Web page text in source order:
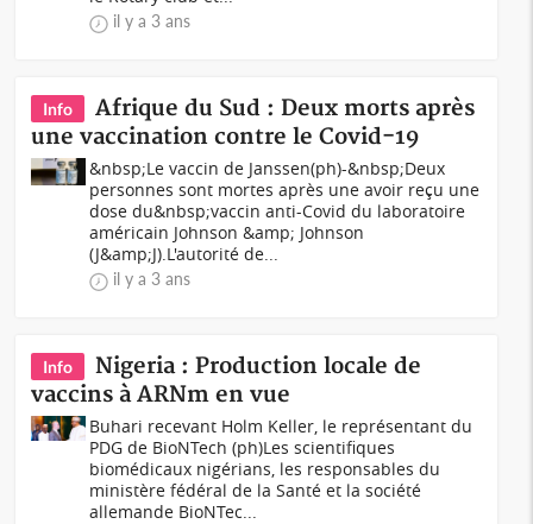
il y a 3 ans
Info
Afrique du Sud : Deux morts après
une vaccination contre le Covid-19
&nbsp;Le vaccin de Janssen(ph)-&nbsp;Deux
personnes sont mortes après une avoir reçu une
dose du&nbsp;vaccin anti-Covid du laboratoire
américain Johnson &amp; Johnson
(J&amp;J).L'autorité de...
il y a 3 ans
Info
Nigeria : Production locale de
vaccins à ARNm en vue
Buhari recevant Holm Keller, le représentant du
PDG de BioNTech (ph)Les scientifiques
biomédicaux nigérians, les responsables du
ministère fédéral de la Santé et la société
allemande BioNTec...